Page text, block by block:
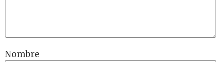
Nombre